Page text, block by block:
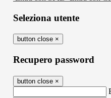
Seleziona utente
button close ×
Recupero password
button close ×